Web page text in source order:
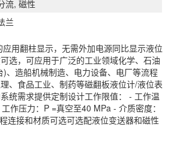
流, 磁性
兰
用翻柱显示，无需外加电源同比显示液位
选，可应用于广泛的工业领域化学、石油
、造船机械制造、电力设备、电厂等流程
、食品工业、制药等磁翻板液位计/液位表
统需求提供定制设计工作限值： - 工作温
作压力：P =真空至40 MPa - 介质密度：
连接和材质可选可选配液位变送器和磁性